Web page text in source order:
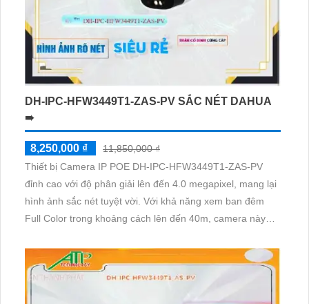
DH-IPC-HFW3449T1-ZAS-PV SẮC NÉT DAHUA
➠
8,250,000 ₫
11,850,000 ₫
Thiết bị Camera IP POE DH-IPC-HFW3449T1-ZAS-PV
đỉnh cao với độ phân giải lên đến 4.0 megapixel, mang lại
hình ảnh sắc nét tuyệt vời. Với khả năng xem ban đêm
Full Color trong khoảng cách lên đến 40m, camera này
trình hoạt động vào buổi tối